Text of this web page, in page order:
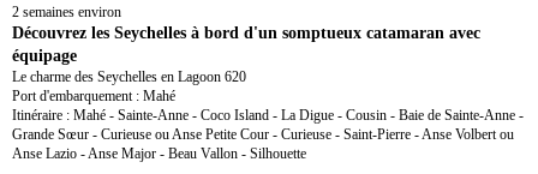
2 semaines environ
Découvrez les Seychelles à bord d'un somptueux catamaran avec
équipage
Le charme des Seychelles en Lagoon 620
Port d'embarquement : Mahé
Itinéraire : Mahé - Sainte-Anne - Coco Island - La Digue - Cousin - Baie de Sainte-Anne -
Grande Sœur - Curieuse ou Anse Petite Cour - Curieuse - Saint-Pierre - Anse Volbert ou
Anse Lazio - Anse Major - Beau Vallon - Silhouette